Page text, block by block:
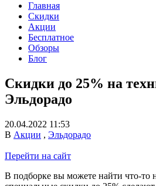
Главная
Скидки
Акции
Бесплатное
Обзоры
Блог
Скидки до 25% на
Эльдорадо
20.04.2022 11:53
В Акции , Эльдорадо
Перейти на сайт
В подборке вы можете найти что-то